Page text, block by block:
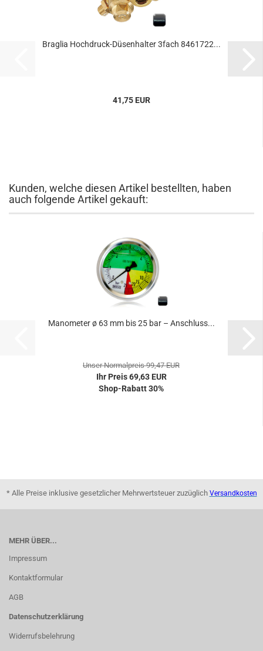
Braglia Hochdruck-Düsenhalter 3fach 8461722...
41,75 EUR
Kunden, welche diesen Artikel bestellten, haben
auch folgende Artikel gekauft:
Manometer ø 63 mm bis 25 bar – Anschluss...
Unser Normalpreis 99,47 EUR
Ihr Preis 69,63 EUR
Shop-Rabatt 30%
* Alle Preise inklusive gesetzlicher Mehrwertsteuer zuzüglich Versandkosten
MEHR ÜBER...
Impressum
Kontaktformular
AGB
Datenschutzerklärung
Widerrufsbelehrung